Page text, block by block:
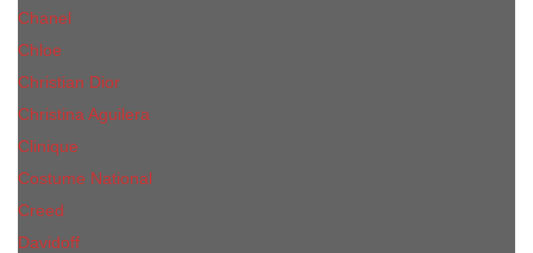
Сhanеl
Chloe
Christian Dior
Christina Aguilera
Сliniquе
Costume National
Creed
Davidoff